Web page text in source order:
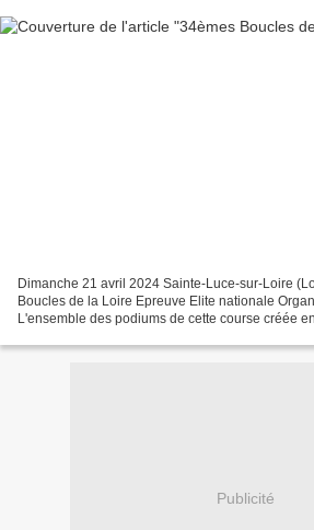
Dimanche 21 avril 2024 Sainte-Luce-sur-Loire
Boucles de la Loire Epreuve Elite nationale
L'ensemble des podiums de cette course créée
Publicité